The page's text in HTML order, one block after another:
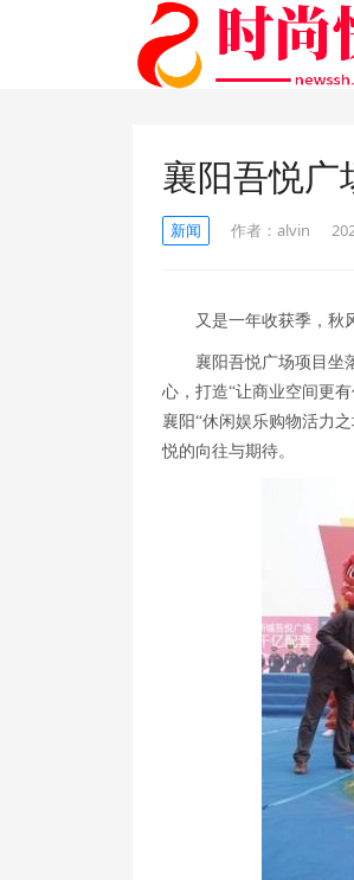
襄阳吾悦广
新闻 作者： alvin
又是一年收获季，秋
襄阳吾悦广场项目坐
心，打造“让商业空间更
襄阳“休闲娱乐购物活力
悦的向往与期待。